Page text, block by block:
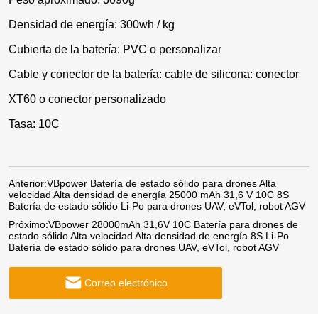
Densidad de energía: 300wh / kg
Cubierta de la batería: PVC o personalizar
Cable y conector de la batería: cable de silicona: conector
XT60 o conector personalizado
Tasa: 10C
Anterior:VBpower Batería de estado sólido para drones Alta
velocidad Alta densidad de energía 25000 mAh 31,6 V 10C 8S
Batería de estado sólido Li-Po para drones UAV, eVTol, robot AGV
Próximo:VBpower 28000mAh 31,6V 10C Batería para drones de
estado sólido Alta velocidad Alta densidad de energía 8S Li-Po
Batería de estado sólido para drones UAV, eVTol, robot AGV
Correo electrónico